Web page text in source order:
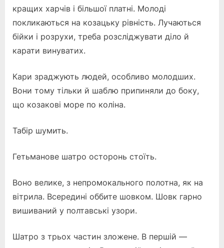
кращих харчів і більшої платні. Молоді
покликаються на козацьку рівність. Лучаються
бійки і розрухи, треба розсліджувати діло й
карати винуватих.
Кари зраджують людей, особливо молодших.
Вони тому тільки й шаблю припиняли до боку,
що козакові море по коліна.
Табір шумить.
Гетьманове шатро осторонь стоїть.
Воно велике, з непромокального полотна, як на
вітрила. Всередині оббите шовком. Шовк гарно
вишиваний у полтавські узори.
Шатро з трьох частин зложене. В першій —